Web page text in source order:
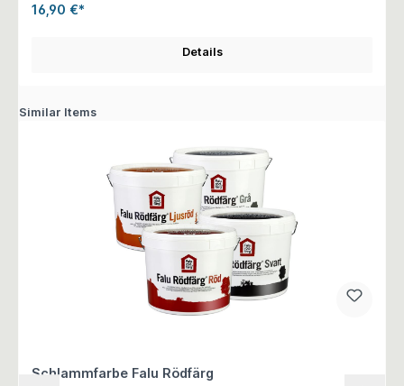
16,90 €*
Details
Similar Items
Schlammfarbe Falu Rödfärg